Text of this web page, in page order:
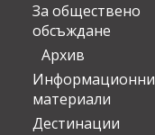
За обществено
обсъждане
Архив
Информационни
материали
Дестинации